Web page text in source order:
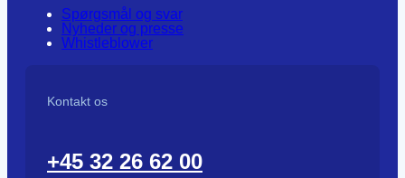
Spørgsmål og svar
Nyheder og presse
Whistleblower
Kontakt os
+45 32 26 62 00